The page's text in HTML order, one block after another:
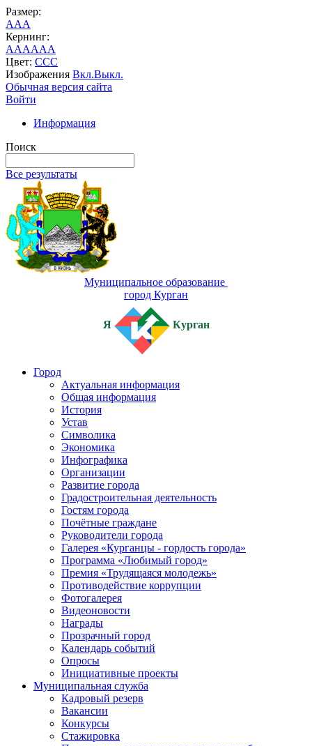
Размер:
AAA
Кернинг:
AAAAAA
Цвет: CCC
Изображения Вкл.Выкл.
Обычная версия сайта
Войти
Информация
Поиск
Все результаты
Муниципальное образование
город Курган
Я Курган
Город
Актуальная информация
Общая информация
История
Устав
Символика
Экономика
Инфографика
Организации
Развитие города
Градостроительная деятельность
Гостям города
Почётные граждане
Руководители города
Галерея «Курганцы - гордость города»
Программа «Любимый город»
Премия «Трудящаяся молодежь»
Противодействие коррупции
Фотогалерея
Видеоновости
Награды
Прозрачный город
Календарь событий
Опросы
Инициативные проекты
Муниципальная служба
Кадровый резерв
Вакансии
Конкурсы
Стажировка